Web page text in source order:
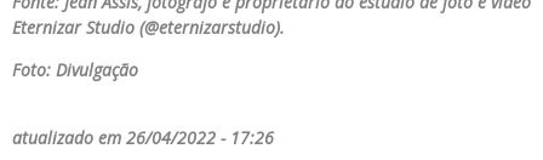
Eternizar Studio (@eternizarstudio).
Foto: Divulgação
atualizado em 26/04/2022 - 17:26